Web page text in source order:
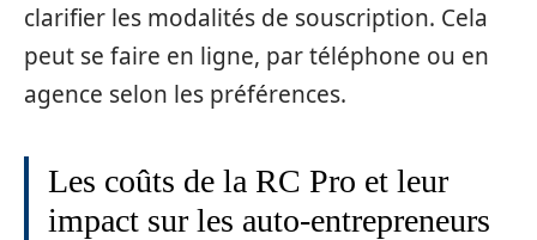
clarifier les modalités de souscription. Cela
peut se faire en ligne, par téléphone ou en
agence selon les préférences.
Les coûts de la RC Pro et leur
impact sur les auto-entrepreneurs